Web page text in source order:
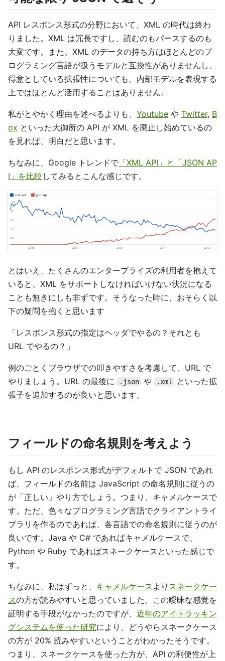
API レスポンス形式の分野において、XML の時代は終わ
りました。XML は冗長ですし、読むのもパースするのも
大変です。また、XML のデータの持ち方はほとんどのプ
ログラミング言語が扱うモデルと互換性がありませんし、
得意としている拡張性についても、内部モデルを表現する
上ではほとんど活用することはありません。
私がとやかく理由を述べるよりも、 Youtube や Twitter, B
ox といった大御所の API が XML を廃止し始めているの
を見れば、明白だと思います。
ちなみに、Google トレンドで 「XML API」と「JSON AP
I」を比較 してみるとこんな感じです。
とはいえ、たくさんのエンタープライズの利用者を抱えて
いると、XML をサポートしなければいけない状況になる
ことも無きにしも非ずです。そうなった時に、おそらく以
下の疑問を抱くと思います
「レスポンス形式の指定はヘッダでやるの？それとも
URL でやるの？」
例のごとくブラウザでの叩きやすさを考慮して、URL で
やりましょう。URL の最後に
.json や .xml
といった拡
張子を追加するのが良いと思います。
フィールドの命名規則を考えよう
もし API のレスポンス形式がデフォルトで JSON であれ
ば、フィールドの名前は JavaScript の命名規則に従うの
が「正しい」やり方でしょう。つまり、キャメルケースで
す。ただ、色々なプログラミング言語でクライアントライ
ブラリを作るのであれば、各言語での命名規則に従うのが
良いです。Java や C# であればキャメルケースで、
Python や Ruby であればスネークケースといった感じで
す。
ちなみに、私はずっと、 キャメルケース より スネークケー
スの方が読みやすいと思っていました。この曖昧な感覚を
証明する手段がなかったのですが、 近年のアイトラッキン
グシステムを使った研究により、どうやらスネークケース
の方が 20% 読みやすいということがわかったそうです。
つまり、スネークケースを使った方が、API の利便性が上